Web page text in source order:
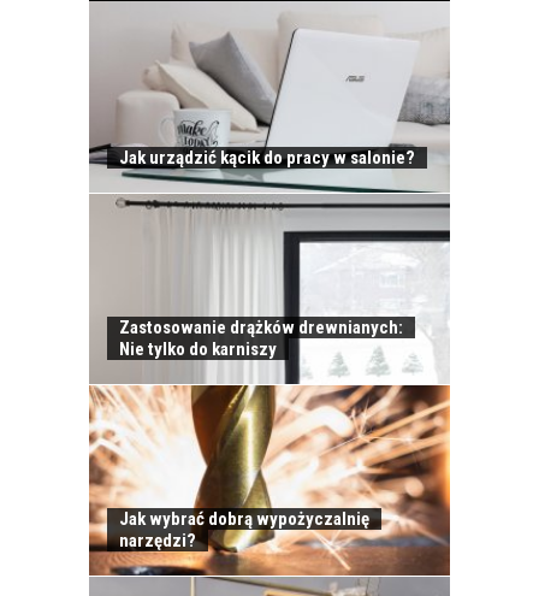
Jak urządzić kącik do pracy w salonie?
Zastosowanie drążków drewnianych:
Nie tylko do karniszy
Jak wybrać dobrą wypożyczalnię
narzędzi?
KONTAKT